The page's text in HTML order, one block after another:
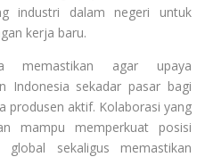
industri dalam negeri untuk
kerja baru.
memastikan agar upaya
Indonesia sekadar pasar bagi
produsen aktif. Kolaborasi yang
mampu memperkuat posisi
sekaligus memastikan